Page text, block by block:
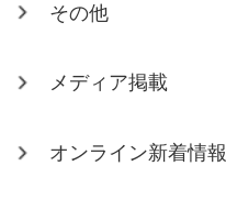
その他
メディア掲載
オンライン新着情報